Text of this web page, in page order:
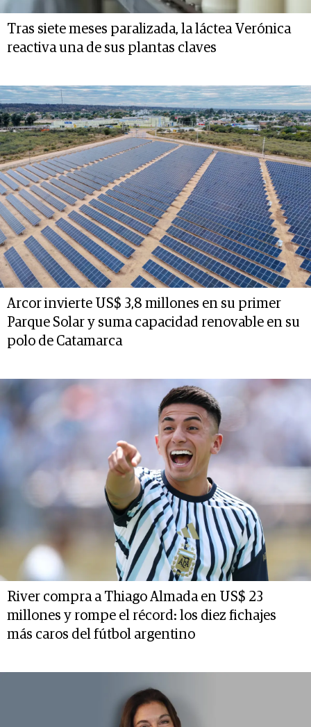
Tras siete meses paralizada, la láctea Verónica
reactiva una de sus plantas claves
Arcor invierte US$ 3,8 millones en su primer
Parque Solar y suma capacidad renovable en su
polo de Catamarca
River compra a Thiago Almada en US$ 23
millones y rompe el récord: los diez fichajes
más caros del fútbol argentino